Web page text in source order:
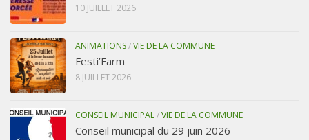
10 JUILLET 2026
ANIMATIONS/VIE DE LA COMMUNE
Festi’Farm
8 JUILLET 2026
CONSEIL MUNICIPAL/VIE DE LA COMMUNE
Conseil municipal du 29 juin 2026